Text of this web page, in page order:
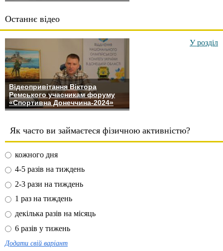
Останнє відео
Відеопривітання Віктора
Ремського учасникам форуму
«Спортивна Донеччина-2024»
У розділ
Як часто ви займаєтеся фізичною активністю?
кожного дня
4-5 разів на тиждень
2-3 рази на тиждень
1 раз на тиждень
декілька разів на місяць
6 разів у тижень
Додати свій варіант